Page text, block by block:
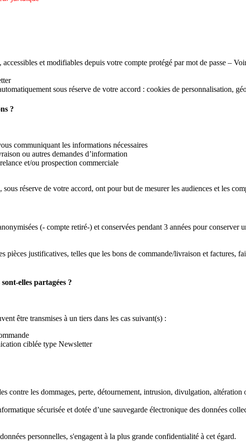
et modifiables depuis votre compte protégé par mot de passe –
sous réserve de votre accord : cookies de personnalisation,
?
communiquant les informations nécessaires
ou autres demandes d’information
et/ou prospection commerciale
réserve de votre accord, ont pour but de mesurer les audiences et les
(- compte retiré-) et conservées pendant 3 années pour conserver
pièces justificatives, telles que les bons de commande/livraison et factures,
elles partagées ?
être transmises à un tiers dans les cas suivant(s) :
ciblée type Newsletter
contre les dommages, perte, détournement, intrusion, divulgation, altération
sécurisée et dotée d’une sauvegarde électronique des données
personnelles, s'engagent à la plus grande confidentialité à cet égard.